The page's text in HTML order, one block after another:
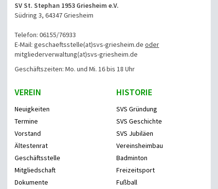
SV St. Stephan 1953 Griesheim e.V.
Südring 3, 64347 Griesheim
Telefon: 06155/76933
E-Mail: geschaeftsstelle(at)svs-griesheim.de oder
mitgliederverwaltung(at)svs-griesheim.de
Geschäftszeiten: Mo. und Mi. 16 bis 18 Uhr
VEREIN
Neuigkeiten
Termine
Vorstand
Ältestenrat
Geschäftsstelle
Mitgliedschaft
Dokumente
HISTORIE
SVS Gründung
SVS Geschichte
SVS Jubiläen
Vereinsheimbau
Badminton
Freizeitsport
Fußball